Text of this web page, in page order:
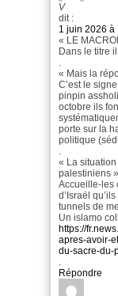
V
dit :
1 juin 2026 à
« LE
Dans le titre
.
« Mais la
C’est le
pinpin
octobre ils
porte sur la
politique
.
« La
palestiniens »
Accueille-les
d’Israël
tunnels de
Un islamo
https://
apres-avoir-
du-sacre-du-
.
Répondre